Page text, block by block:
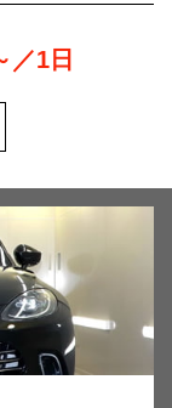
／1日